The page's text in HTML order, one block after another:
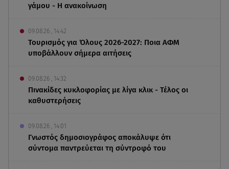
γάμου - Η ανακοίνωση
09.08.26 , 14:42
Τουρισμός για Όλους 2026-2027: Ποια ΑΦΜ
υποβάλλουν σήμερα αιτήσεις
09.08.26 , 14:32
Πινακίδες κυκλοφορίας με λίγα κλικ - Τέλος οι
καθυστερήσεις
09.08.26 , 14:01
Γνωστός δημοσιογράφος αποκάλυψε ότι
σύντομα παντρεύεται τη σύντροφό του